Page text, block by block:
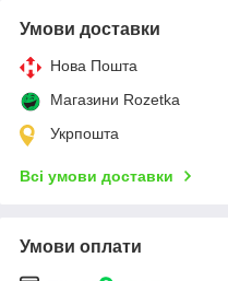
Умови доставки
Нова Пошта
Магазини Rozetka
Укрпошта
Всі умови доставки
Умови оплати